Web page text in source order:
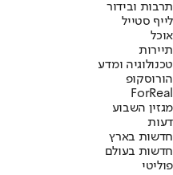
תרבות ובידור
לייף סטייל
אוכל
תיירות
טכנולוגיה ומדע
הורוסקופ
ForReal
מגזין השבוע
דעות
חדשות בארץ
חדשות בעולם
פוליטי